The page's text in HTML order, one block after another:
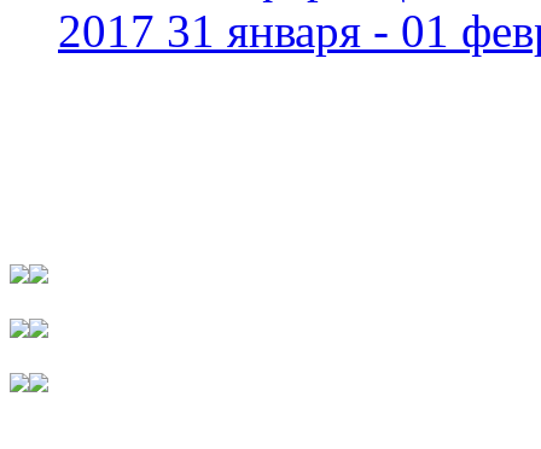
2017 31 января - 01